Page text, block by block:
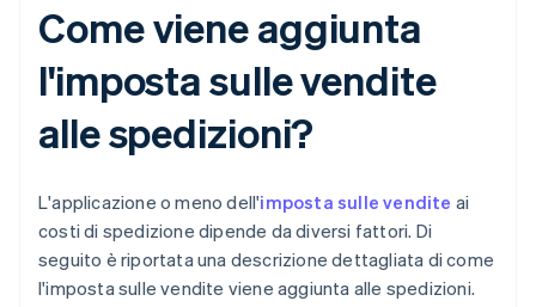
Come viene aggiunta
l'imposta sulle vendite
alle spedizioni?
L'applicazione o meno dell'imposta sulle vendite ai
costi di spedizione dipende da diversi fattori. Di
seguito è riportata una descrizione dettagliata di come
l'imposta sulle vendite viene aggiunta alle spedizioni.